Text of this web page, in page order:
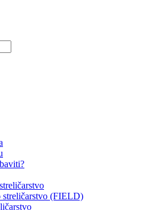
streličarstvo (FIELD)